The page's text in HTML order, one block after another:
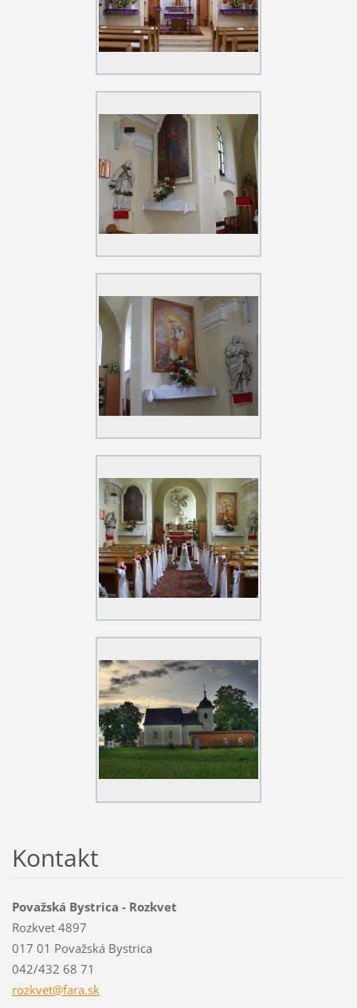
Kontakt
Považská Bystrica - Rozkvet
Rozkvet 4897
017 01 Považská Bystrica
042/432 68 71
rozkvet@fara.sk